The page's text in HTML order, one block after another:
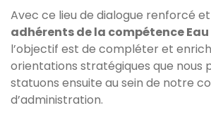
Avec ce lieu de dialogue renforcé et
adhérents de la compétence Eau
l’objectif est de compléter et
orientations stratégiques que nous
statuons ensuite au sein de notre
d’administration.